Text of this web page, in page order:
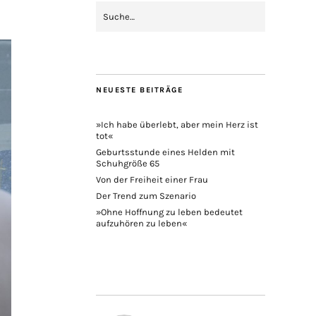
NEUESTE BEITRÄGE
»Ich habe überlebt, aber mein Herz ist
tot«
Geburtsstunde eines Helden mit
Schuhgröße 65
Von der Freiheit einer Frau
Der Trend zum Szenario
»Ohne Hoffnung zu leben bedeutet
aufzuhören zu leben«